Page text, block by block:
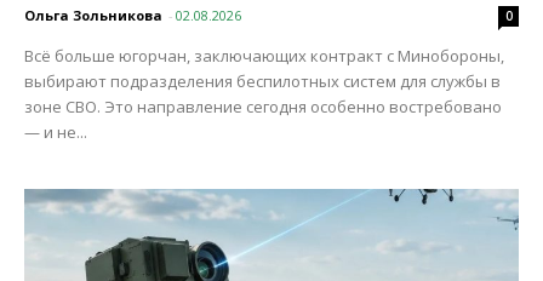
Ольга Зольникова - 02.08.2026 0
Всё больше югорчан, заключающих контракт с Минобороны,
выбирают подразделения беспилотных систем для службы в
зоне СВО. Это направление сегодня особенно востребовано
— и не...